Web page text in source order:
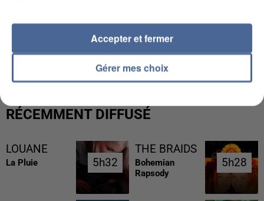
L’UN DES FONDATEURS SUPPOSÉS DE LA DZ
MAFIA INTERPELLÉ EN ALGÉRIE
RÉCEMMENT DIFFUSÉ
LOUANE
La Pluie 5h32
5h32
THE BRAIDS
Bohemian
Rapsody
5h28
5h28
Gérer mes choix
Accepter et fermer